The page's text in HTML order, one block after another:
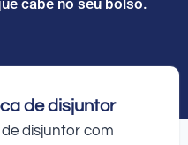
de disjuntor
disjuntor com